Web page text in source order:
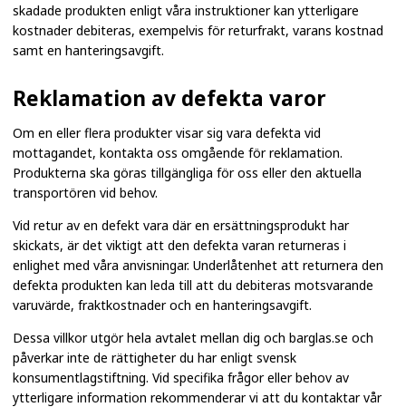
skadade produkten enligt våra instruktioner kan ytterligare
kostnader debiteras, exempelvis för returfrakt, varans kostnad
samt en hanteringsavgift.
Reklamation av defekta varor
Om en eller flera produkter visar sig vara defekta vid
mottagandet, kontakta oss omgående för reklamation.
Produkterna ska göras tillgängliga för oss eller den aktuella
transportören vid behov.
Vid retur av en defekt vara där en ersättningsprodukt har
skickats, är det viktigt att den defekta varan returneras i
enlighet med våra anvisningar. Underlåtenhet att returnera den
defekta produkten kan leda till att du debiteras motsvarande
varuvärde, fraktkostnader och en hanteringsavgift.
Dessa villkor utgör hela avtalet mellan dig och barglas.se och
påverkar inte de rättigheter du har enligt svensk
konsumentlagstiftning. Vid specifika frågor eller behov av
ytterligare information rekommenderar vi att du kontaktar vår